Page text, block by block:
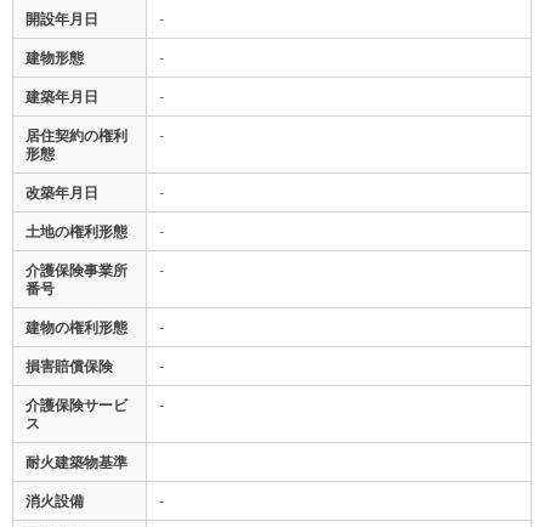
開設年月日 -
建物形態 -
建築年月日 -
居住契約の権利
形態
-
改築年月日 -
土地の権利形態 -
介護保険事業所
番号
-
建物の権利形態 -
損害賠償保険 -
介護保険サービ
ス
-
耐火建築物基準
消火設備 -